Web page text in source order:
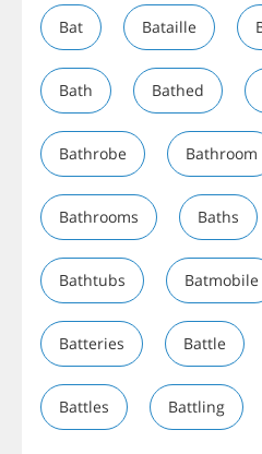
Bat Bataille
Bath Bathed
Bathrobe Bathroom
Bathrooms Baths
Bathtubs Batmobile
Batteries Battle
Battles Battling